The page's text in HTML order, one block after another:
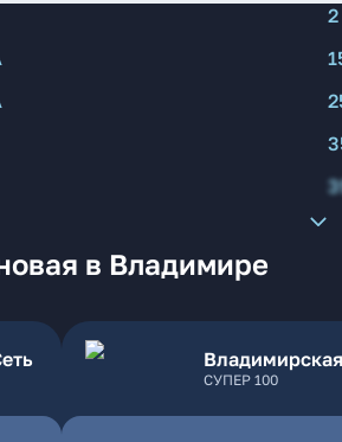
2
в Владимире
СУПЕР 100